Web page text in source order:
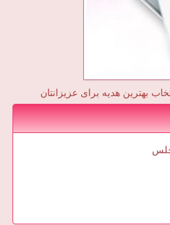
بهترین هدیه برای عزیزانتان